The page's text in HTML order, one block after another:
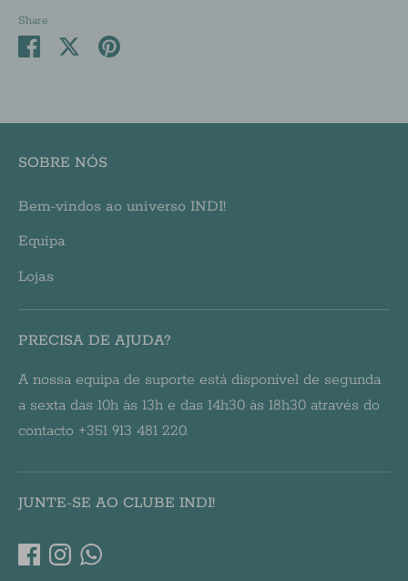
Share
Share SharePin
SOBRE NÓS
Bem-vindos ao universo INDI!
Equipa
Lojas
PRECISA DE AJUDA?
A nossa equipa de suporte está disponível de segunda
a sexta das 10h às 13h e das 14h30 às 18h30 através do
contacto +351 913 481 220.
JUNTE-SE AO CLUBE INDI!